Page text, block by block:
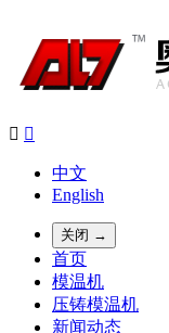
 
中文
English
关闭 →
首页
模温机
压铸模温机
新闻动态